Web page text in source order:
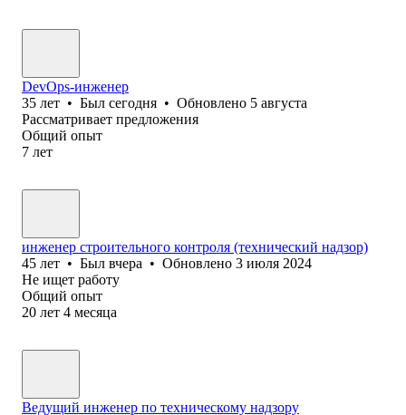
DevOps-инженер
35 лет • Был сегодня • Обновлено 5 августа
Рассматривает предложения
Общий опыт
7 лет
инженер строительного контроля (технический надзор)
45 лет • Был вчера • Обновлено 3 июля 2024
Не ищет работу
Общий опыт
20 лет 4 месяца
Ведущий инженер по техническому надзору